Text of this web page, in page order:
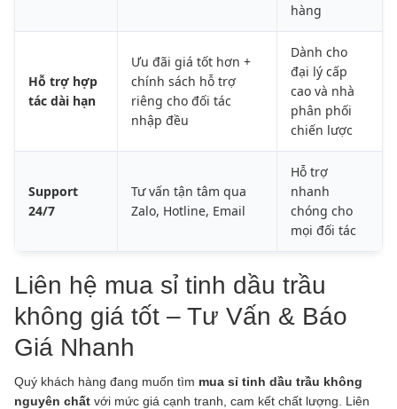
hàng
Hỗ trợ hợp
tác dài hạn
Ưu đãi giá tốt hơn +
chính sách hỗ trợ
riêng cho đối tác
nhập đều
Dành cho
đại lý cấp
cao và nhà
phân phối
chiến lược
Support
24/7
Tư vấn tận tâm qua
Zalo, Hotline, Email
Hỗ trợ
nhanh
chóng cho
mọi đối tác
Liên hệ mua sỉ tinh dầu trầu
không giá tốt – Tư Vấn & Báo
Giá Nhanh
Quý khách hàng đang muốn tìm mua sỉ tinh dầu trầu không
nguyên chất với mức giá cạnh tranh, cam kết chất lượng. Liên